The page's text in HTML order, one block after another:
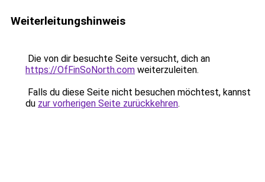
Weiterleitungshinweis
Die von dir besuchte Seite versucht, dich an
https://OfFinSoNorth.com weiterzuleiten.
Falls du diese Seite nicht besuchen möchtest, kannst
du zur vorherigen Seite zurückkehren.